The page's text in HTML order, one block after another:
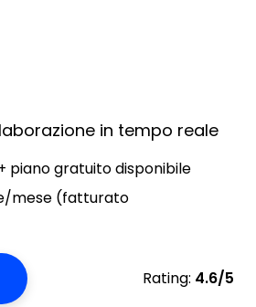
in tempo reale
piano gratuito disponibile
mese (fatturato
Rating: 4.6/5